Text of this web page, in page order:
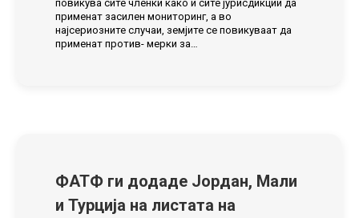
повикува сите членки како и сите јурисдикции да
применат засилен мониторинг, а во
најсериозните случаи, земјите се повикуваат да
применат против- мерки за…
ФАТФ ги додаде Јордан, Мали
и Турција на листата на